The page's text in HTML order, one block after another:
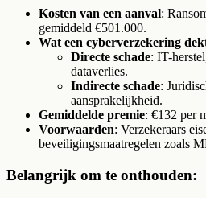
Kosten van een aanval:
gemiddeld €501.000.
Wat een cyberverzekering
Directe schade: IT-
dataverlies.
Indirecte schade:
aansprakelijkheid.
Gemiddelde premie: €132 per
Voorwaarden: Verzekeraars
beveiligingsmaatregelen zoals
Belangrijk om te onthouden: